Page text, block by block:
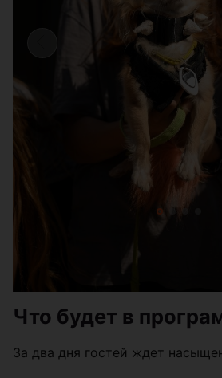
Что будет в
За два дня гостей ждет